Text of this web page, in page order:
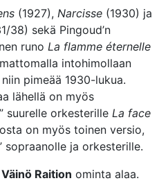
(1927), Narcisse (1930) ja
38) sekä Pingoud’n
runo La flamme éternelle
intohimollaan
pimeää 1930-lukua.
lähellä on myös
suurelle orkesterille La face
on myös toinen versio,
sopraanolle ja orkesterille.
Väinö Raition ominta alaa.